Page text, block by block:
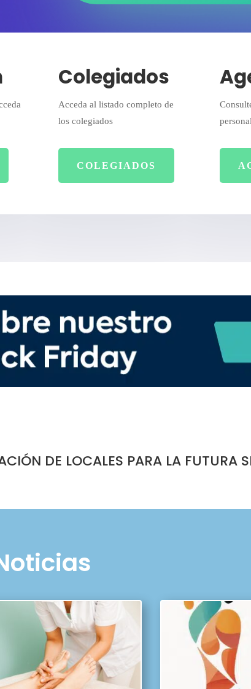
Colegiados
Acceda al listado completo de
los colegiados
COLEGIADOS
DE LOCALES PARA LA FUTURA